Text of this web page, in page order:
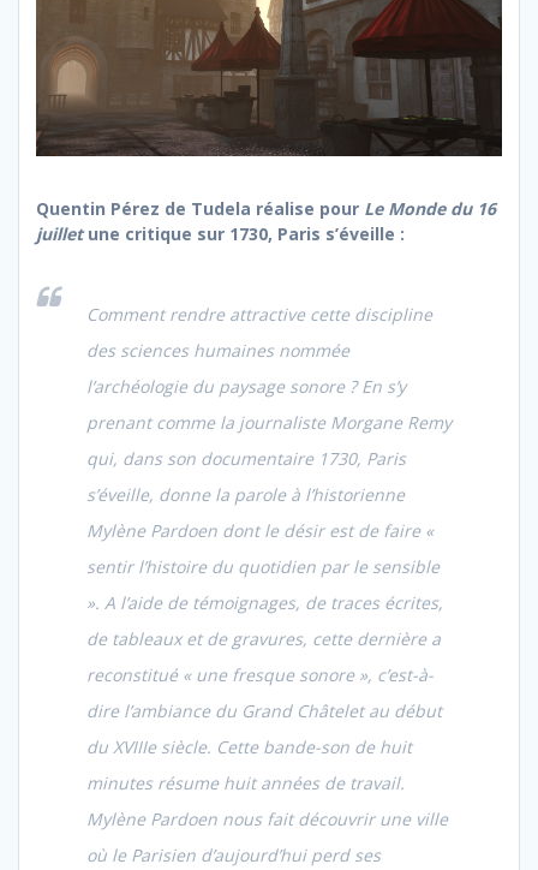
Quentin Pérez de Tudela réalise pour Le Monde du 16
juilletune critique sur 1730, Paris s’éveille :
Comment rendre attractive cette discipline
des sciences humaines nommée
l’archéologie du paysage sonore ? En s’y
prenant comme la journaliste Morgane Remy
qui, dans son documentaire 1730, Paris
s’éveille, donne la parole à l’historienne
Mylène Pardoen dont le désir est de faire «
sentir l’histoire du quotidien par le sensible
». A l’aide de témoignages, de traces écrites,
de tableaux et de gravures, cette dernière a
reconstitué « une fresque sonore », c’est-à-
dire l’ambiance du Grand Châtelet au début
du XVIIIe siècle. Cette bande-son de huit
minutes résume huit années de travail.
Mylène Pardoen nous fait découvrir une ville
où le Parisien d’aujourd’hui perd ses